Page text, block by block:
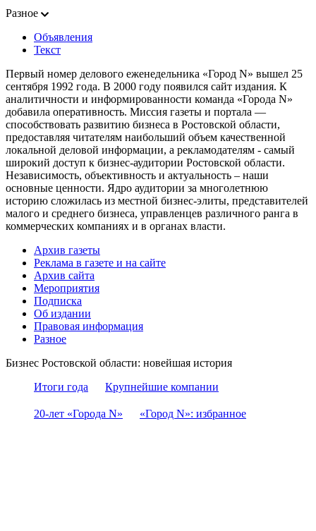
Разное
Объявления
Текст
Первый номер делового еженедельника «Город N» вышел 25
сентября 1992 года. В 2000 году появился сайт издания. К
аналитичности и информированности команда «Города N»
добавила оперативность. Миссия газеты и портала —
способствовать развитию бизнеса в Ростовской области,
предоставляя читателям наибольший объем качественной
локальной деловой информации, а рекламодателям - самый
широкий доступ к бизнес-аудитории Ростовской области.
Независимость, объективность и актуальность – наши
основные ценности. Ядро аудитории за многолетнюю
историю сложилась из местной бизнес-элиты, представителей
малого и среднего бизнеса, управленцев различного ранга в
коммерческих компаниях и в органах власти.
Архив газеты
Реклама в газете и на сайте
Архив сайта
Мероприятия
Подписка
Об издании
Правовая информация
Разное
Бизнес Ростовской области: новейшая история
Итоги года
Крупнейшие компании
20-лет «Города N» «Город N»: избранное